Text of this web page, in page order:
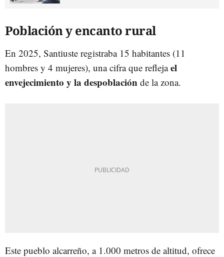
Población y encanto rural
En 2025, Santiuste registraba 15 habitantes (11
hombres y 4 mujeres), una cifra que reflejael
envejecimiento y la despoblación de la zona.
Este pueblo alcarreño, a 1.000 metros de altitud, ofrece